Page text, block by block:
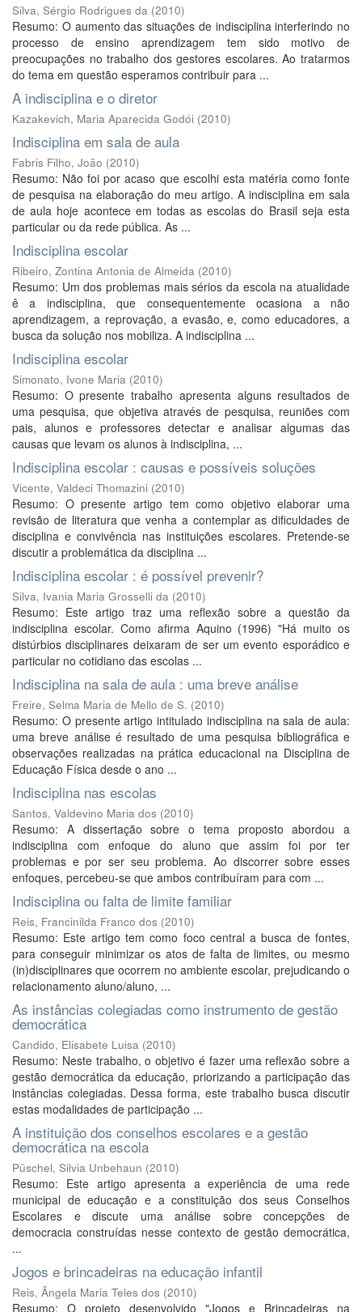
Silva, Sérgio Rodrigues da (2010)
Resumo: O aumento das situações de indisciplina interferindo no
processo de ensino aprendizagem tem sido motivo de
preocupações no trabalho dos gestores escolares. Ao tratarmos
do tema em questão esperamos contribuir para ...
A indisciplina e o diretor
Kazakevich, Maria Aparecida Godói (2010)
Indisciplina em sala de aula
Fabris Filho, João (2010)
Resumo: Não foi por acaso que escolhi esta matéria como fonte
de pesquisa na elaboração do meu artigo. A indisciplina em sala
de aula hoje acontece em todas as escolas do Brasil seja esta
particular ou da rede pública. As ...
Indisciplina escolar
Ribeiro, Zontina Antonia de Almeida (2010)
Resumo: Um dos problemas mais sérios da escola na atualidade
ê a indisciplina, que consequentemente ocasiona a não
aprendizagem, a reprovação, a evasão, e, como educadores, a
busca da solução nos mobiliza. A indisciplina ...
Indisciplina escolar
Simonato, Ivone Maria (2010)
Resumo: O presente trabalho apresenta alguns resultados de
uma pesquisa, que objetiva através de pesquisa, reuniões com
pais, alunos e professores detectar e analisar algumas das
causas que levam os alunos à indisciplina, ...
Indisciplina escolar : causas e possíveis soluções
Vicente, Valdeci Thomazini (2010)
Resumo: O presente artigo tem como objetivo elaborar uma
revisão de literatura que venha a contemplar as dificuldades de
disciplina e convivência nas instituições escolares. Pretende-se
discutir a problemática da disciplina ...
Indisciplina escolar : é possível prevenir?
Silva, Ivania Maria Grosselli da (2010)
Resumo: Este artigo traz uma reflexão sobre a questão da
indisciplina escolar. Como afirma Aquino (1996) "Há muito os
distúrbios disciplinares deixaram de ser um evento esporádico e
particular no cotidiano das escolas ...
Indisciplina na sala de aula : uma breve análise
Freire, Selma Maria de Mello de S. (2010)
Resumo: O presente artigo intitulado indisciplina na sala de aula:
uma breve análise é resultado de uma pesquisa bibliográfica e
observações realizadas na prática educacional na Disciplina de
Educação Física desde o ano ...
Indisciplina nas escolas
Santos, Valdevino Maria dos (2010)
Resumo: A dissertação sobre o tema proposto abordou a
indisciplina com enfoque do aluno que assim foi por ter
problemas e por ser seu problema. Ao discorrer sobre esses
enfoques, percebeu-se que ambos contribuíram para com ...
Indisciplina ou falta de limite familiar
Reis, Francinilda Franco dos (2010)
Resumo: Este artigo tem como foco central a busca de fontes,
para conseguir minimizar os atos de falta de limites, ou mesmo
(in)disciplinares que ocorrem no ambiente escolar, prejudicando o
relacionamento aluno/aluno, ...
As instâncias colegiadas como instrumento de gestão
democrática
Candido, Elisabete Luisa (2010)
Resumo: Neste trabalho, o objetivo é fazer uma reflexão sobre a
gestão democrática da educação, priorizando a participação das
instâncias colegiadas. Dessa forma, este trabalho busca discutir
estas modalidades de participação ...
A instituição dos conselhos escolares e a gestão
democrática na escola
Püschel, Silvia Unbehaun (2010)
Resumo: Este artigo apresenta a experiência de uma rede
municipal de educação e a constituição dos seus Conselhos
Escolares e discute uma análise sobre concepções de
democracia construídas nesse contexto de gestão democrática,
...
Jogos e brincadeiras na educação infantil
Reis, Ângela Maria Teles dos (2010)
Resumo: O projeto desenvolvido "Jogos e Brincadeiras na